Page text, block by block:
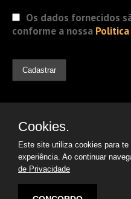
Os dados fornecidos
conforme a nossa
© 2019
Advogados.
Cookies.
Este site utiliza cookies para te
experiência. Ao continuar
de Privacidade